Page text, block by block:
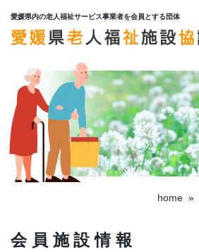
愛媛県内の老人福祉サービス事業者を会員とする団体
home »
会員施設情報